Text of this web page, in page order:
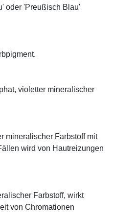
oder 'Preußisch Blau'
violetter mineralischer
mineralischer Farbstoff mit
wird von Hautreizungen
­Farbstoff, wirkt
von Chromationen